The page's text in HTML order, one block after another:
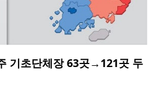
기초단체장 63곳→121곳 두